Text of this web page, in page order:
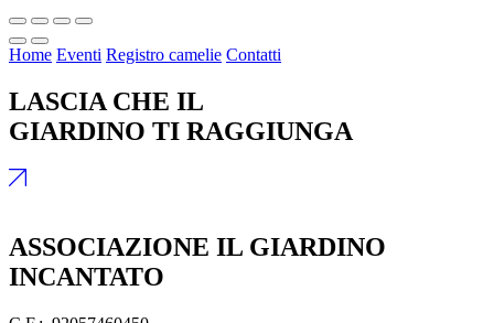
Home Eventi Registro camelie Contatti
LASCIA CHE IL
GIARDINO TI RAGGIUNGA
ASSOCIAZIONE IL GIARDINO
INCANTATO